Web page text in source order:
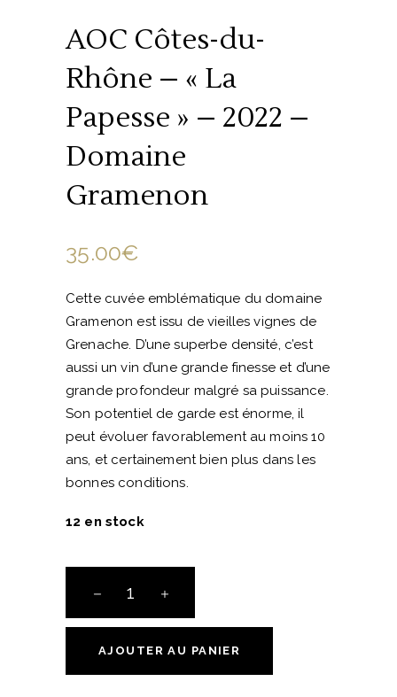
AOC Côtes-du-
Rhône – « La
Papesse » – 2022 –
Domaine
Gramenon
35.00€
Cette cuvée emblématique du domaine
Gramenon est issu de vieilles vignes de
Grenache. D’une superbe densité, c’est
aussi un vin d’une grande finesse et d’une
grande profondeur malgré sa puissance.
Son potentiel de garde est énorme, il
peut évoluer favorablement au moins 10
ans, et certainement bien plus dans les
bonnes conditions.
12 en stock
Côtes-
du-
RhôneAJOUTER AU PANIER